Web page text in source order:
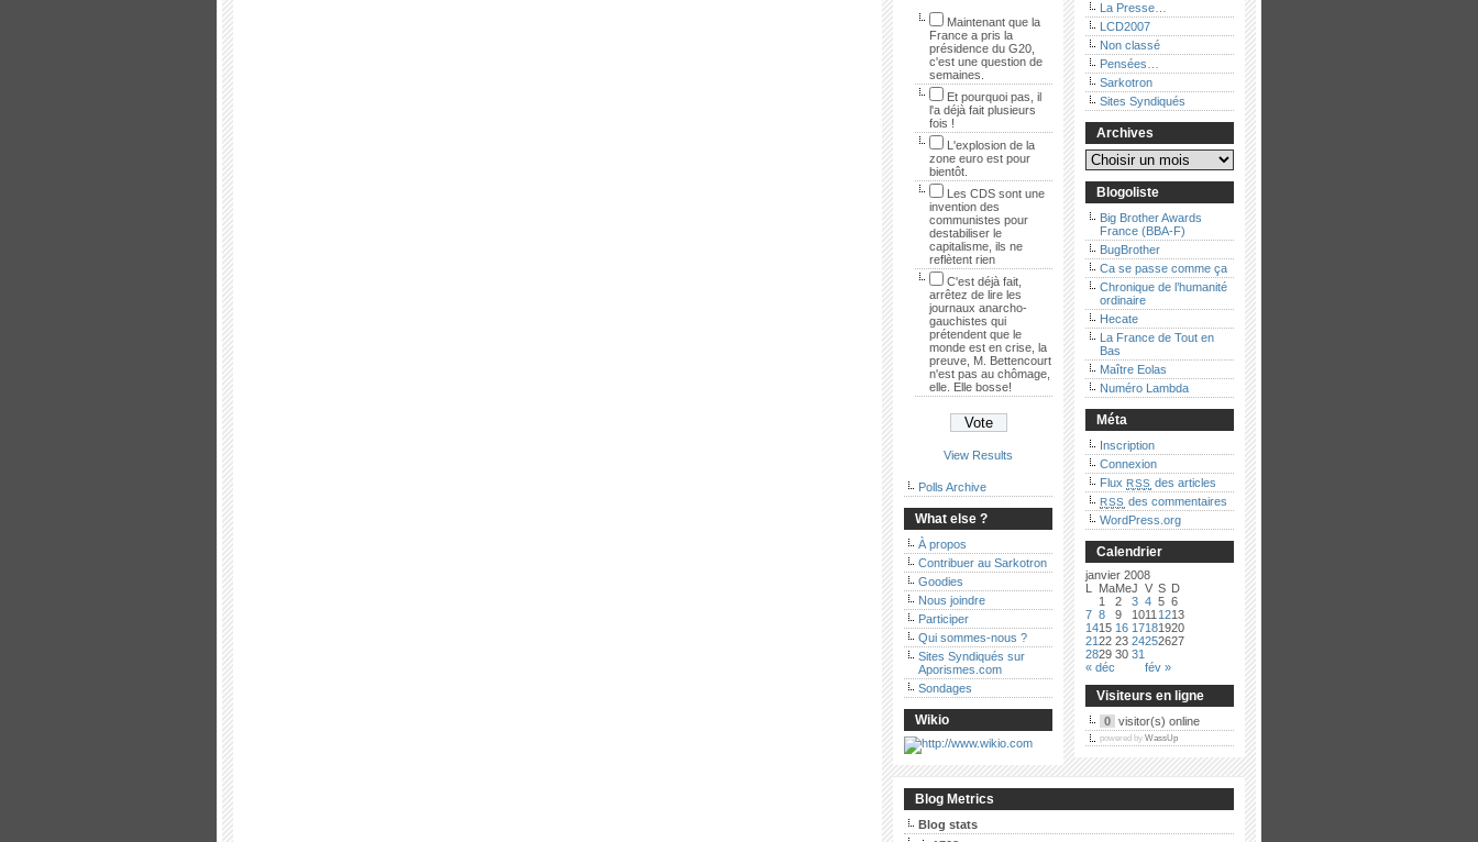
Maintenant que la
France a pris la
présidence du G20,
c'est une question de
semaines.
Et pourquoi pas, il
l'a déjà fait plusieurs
fois !
L'explosion de la
zone euro est pour
bientôt.
Les CDS sont une
invention des
communistes pour
destabiliser le
capitalisme, ils ne
reflètent rien
C'est déjà fait,
arrêtez de lire les
journaux anarcho-
gauchistes qui
prétendent que le
monde est en crise, la
preuve, M. Bettencourt
n'est pas au chômage,
elle. Elle bosse!
View Results
Polls Archive
What else ?
À propos
Contribuer au Sarkotron
Goodies
Nous joindre
Participer
Qui sommes-nous ?
Sites Syndiqués sur
Aporismes.com
Sondages
Wikio
La Presse…
LCD2007
Non classé
Pensées…
Sarkotron
Sites Syndiqués
Archives
Blogoliste
Big Brother Awards
France (BBA-F)
BugBrother
Ca se passe comme ça
Chronique de l’humanité
ordinaire
Hecate
La France de Tout en
Bas
Maître Eolas
Numéro Lambda
Méta
Inscription
Connexion
Flux RSS des articles
RSS des commentaires
WordPress.org
Calendrier
janvier 2008
L
MaMeJ V S D
« déc fév »
1 2 3 4 5 6
7 8 9 1011 1213
1415 16 17181920
2122 23 24252627
2829 30 31
Visiteurs en ligne
0 visitor(s) online
powered by WassUp
Blog Metrics
Blog stats